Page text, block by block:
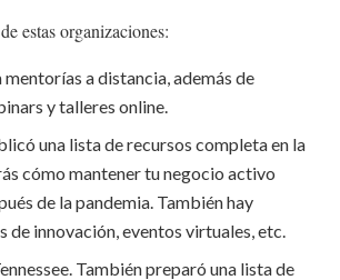
estas organizaciones:
mentorías a distancia, además de
y talleres online.
una lista de recursos completa en la
cómo mantener tu negocio activo
de la pandemia. También hay
de innovación, eventos virtuales, etc.
También preparó una lista de